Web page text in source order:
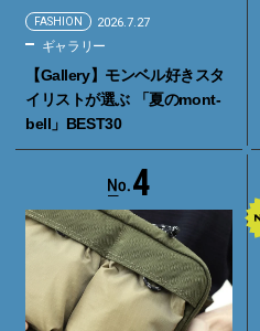
FASHION 2026.7.27
ギャラリー
【Gallery】モンベル好きスタ
イリストが選ぶ 「夏のmont-
bell」BEST30
4